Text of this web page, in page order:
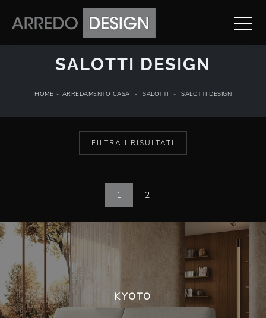
SALOTTI DESIGN
HOME - ARREDAMENTO CASA - SALOTTI - SALOTTI DESIGN
FILTRA I RISULTATI
1 2
KYOTO